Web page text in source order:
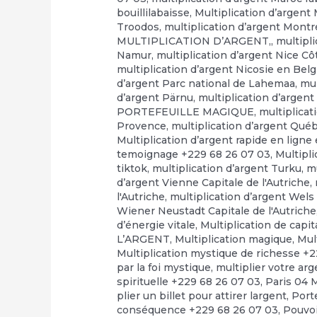
bouillilabaisse, Multiplication d’argent
Troodos, multiplication d’argent
MULTIPLICATION D’ARGENT,,
Namur, multiplication d’argent Nice
multiplication d’argent Nicosie en
d’argent Parc national de Lahemaa,
d’argent Pärnu, multiplication
PORTEFEUILLE MAGIQUE,
Provence, multiplication d’argent
Multiplication d’argent rapide en ligne
temoignage +229 68 26 07 03,
tiktok, multiplication d’argent Turku,
d’argent Vienne Capitale de l'Autriche,
l'Autriche, multiplication d’argent
Wiener Neustadt Capitale de l'Autriche
d’énergie vitale, Multiplication de
L’ARGENT, Multiplication magique,
Multiplication mystique de richesse
par la foi mystique, multiplier votre
spirituelle +229 68 26 07 03, Paris 04
plier un billet pour attirer largent,
conséquence +229 68 26 07 03,